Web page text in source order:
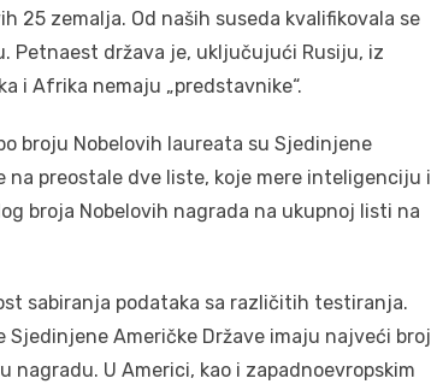
25 zemalja. Od naših suseda kvalifikovala se
Petnaest država je, uključujući Rusiju, iz
i Afrika nemaju „predstavnike“.
broju Nobelovih laureata su Sjedinjene
na preostale dve liste, koje mere inteligenciju i
broja Nobelovih nagrada na ukupnoj listi na
sabiranja podataka sa različitih testiranja.
Američke Države imaju najveći broj
U Americi, kao i zapadnoevropskim